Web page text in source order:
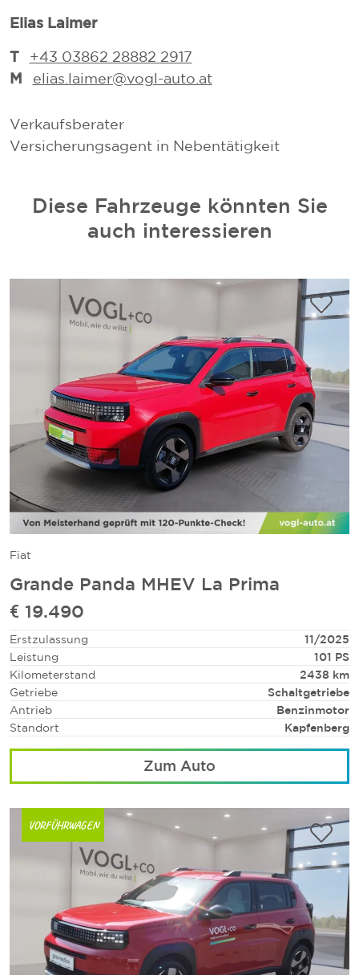
Elias Laimer
T +43 03862 28882 2917
M elias.laimer@vogl-auto.at
Verkaufsberater
Versicherungsagent in Nebentätigkeit
Diese Fahrzeuge könnten Sie
auch interessieren
Fiat
Grande Panda MHEV La Prima
€ 19.490
Erstzulassung
11/2025
Leistung
101 PS
Kilometerstand
2438 km
Getriebe
Schaltgetriebe
Antrieb
Benzinmotor
Standort
Kapfenberg
Zum Auto
VORFÜHRWAGEN